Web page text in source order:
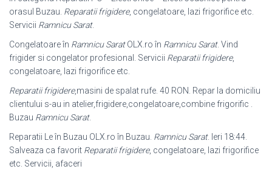
orasul Buzau. Reparatii frigidere, congelatoare, lazi frigorifice etc.
Servicii Ramnicu Sarat.
Congelatoare în Ramnicu SaratOLX.ro în Ramnicu Sarat. Vind
frigider si congelator profesional. Servicii Reparatii frigidere,
congelatoare, lazi frigorifice etc.
Reparatii frigidere,masini de spalat rufe. 40 RON. Repar la domiciliu
clientului s-au in atelier,frigidere,congelatoare,combine frigorific .
Buzau Ramnicu Sarat.
Reparatii Le în Buzau OLX.ro în Buzau. Ramnicu Sarat. Ieri 18:44.
Salveaza ca favorit Reparatii frigidere, congelatoare, lazi frigorifice
etc. Servicii, afaceri